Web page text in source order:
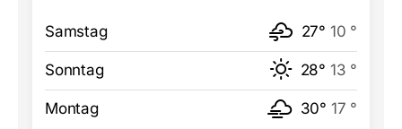
Samstag 27° 10 °
Sonntag 28° 13 °
Montag 30° 17 °